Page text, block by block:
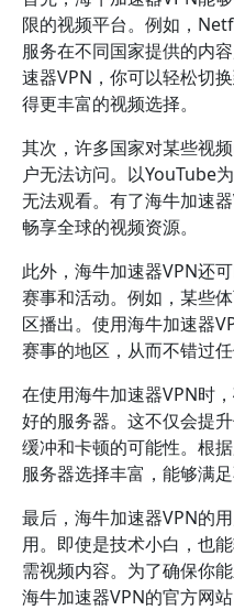
限的视频平台。例如，
服务在不同国家提供的内
速器VPN，你可以轻松切
得更丰富的视频选择。
其次，许多国家对某些视
户无法访问。以YouTube
无法观看。有了海牛加速
畅享全球的视频资源。
此外，海牛加速器VPN还
赛事和活动。例如，某些
区播出。使用海牛加速器
赛事的地区，从而不错过任
在使用海牛加速器VPN时
好的服务器。这不仅会提
缓冲和卡顿的可能性。根
服务器选择丰富，能够满足
最后，海牛加速器VPN的
用。即使是技术小白，也
需视频内容。为了确保你
海牛加速器VPN的官方网